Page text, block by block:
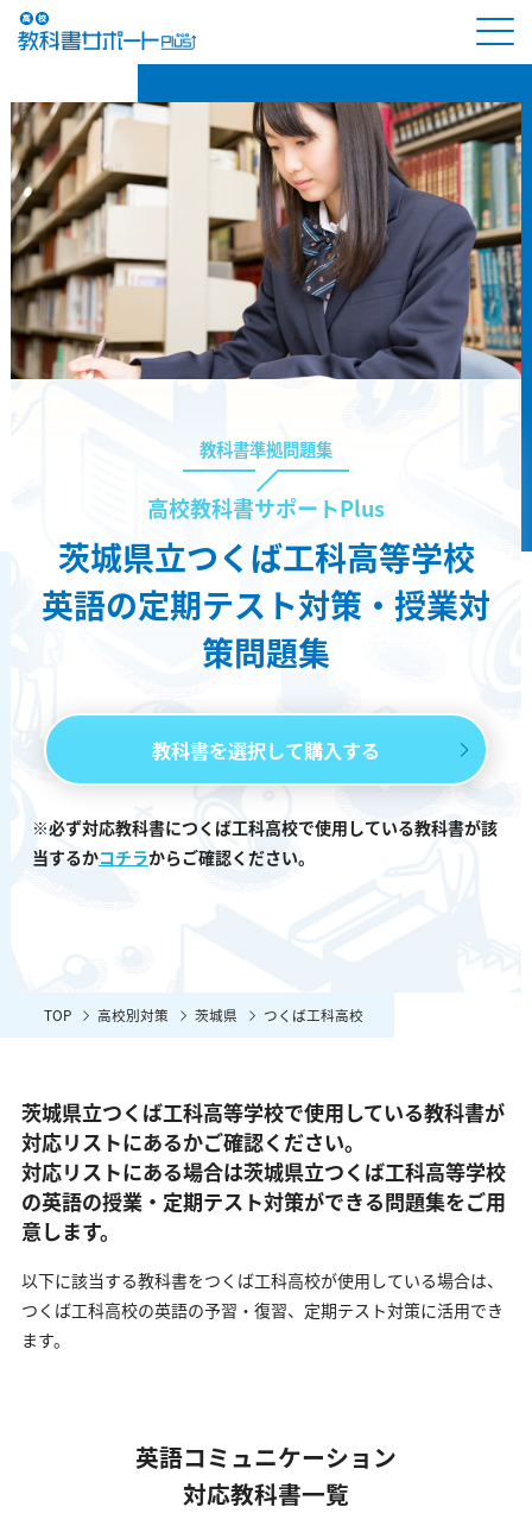
教科書準拠問題集
高校教科書サポートPlus
茨城県立つくば工科高等学校
英語の定期テスト対策・授業対
策問題集
教科書を選択して購入する
※必ず対応教科書につくば工科高校で使用している教科書が該
当するかコチラからご確認ください。
TOP 高校別対策 茨城県 つくば工科高校
茨城県立つくば工科高等学校で使用している教科書が
対応リストにあるかご確認ください。
対応リストにある場合は茨城県立つくば工科高等学校
の英語の授業・定期テスト対策ができる問題集をご用
意します。
以下に該当する教科書をつくば工科高校が使用している場合は、
つくば工科高校の英語の予習・復習、定期テスト対策に活用でき
ます。
英語コミュニケーション
対応教科書一覧